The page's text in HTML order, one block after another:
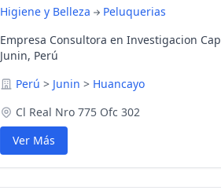
Higiene y Belleza
Peluquerias
Empresa Consultora en Investigacion
Junin, Perú
Perú > Junin > Huancayo
Cl Real Nro 775 Ofc 302
Ver Más